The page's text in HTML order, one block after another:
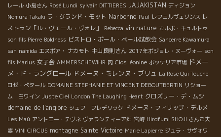
レール 小島さん Rosé Lundi sylvain DITTIERES JAJAKISTAN ディジョン
Nomura Takaki ラ・グランド・モット Narbonne Paul レフェルヴェソンス レ
ストラン「ル・ヴェール・ヴォレ」
Rebecca vin nature カルボ・キュルトゥ
son fils Pierre Boldness ビストロ・ポール・ベール試飲会 Sancerre Kawamura
san namida エスポア・ ナカモト 中山良則さん 2017年ボジョレ・ヌーヴォー son
fils Marius 女子会 AMMERSCHEWIHR 肉 Clos léonine ボッケリア市場 ドメー
ヌ・ド・ラングロール ドメーヌ・ミレンヌ・ブリュ La Rose Qui Touche
ロゼ・ぺタール DOMAINE STEPHANIE ET VINCENT DEBOUTBERTIN リショー
ム 白ワイン Juste Ciel London The Laughing Heart クロズリー・デ・ムシ
domaine de l'anglore シェフ フレデリック ドメーヌ・フィリップ・デルメ
Les Maù アントニー・テヴネ ヴァランティーア畑 宮崎 Hirofumi SHOJI さんご夫
妻 VINI CIRCUS montagne Sainte Victoire Marie Lapierre ジュラ・サヴォワ